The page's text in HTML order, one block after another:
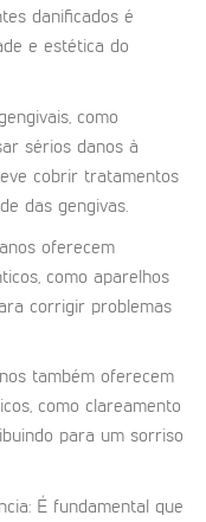
danificados é
e estética do
como
sérios danos à
cobrir tratamentos
das gengivas.
oferecem
como aparelhos
corrigir problemas
também oferecem
como clareamento
para um sorriso
É fundamental que